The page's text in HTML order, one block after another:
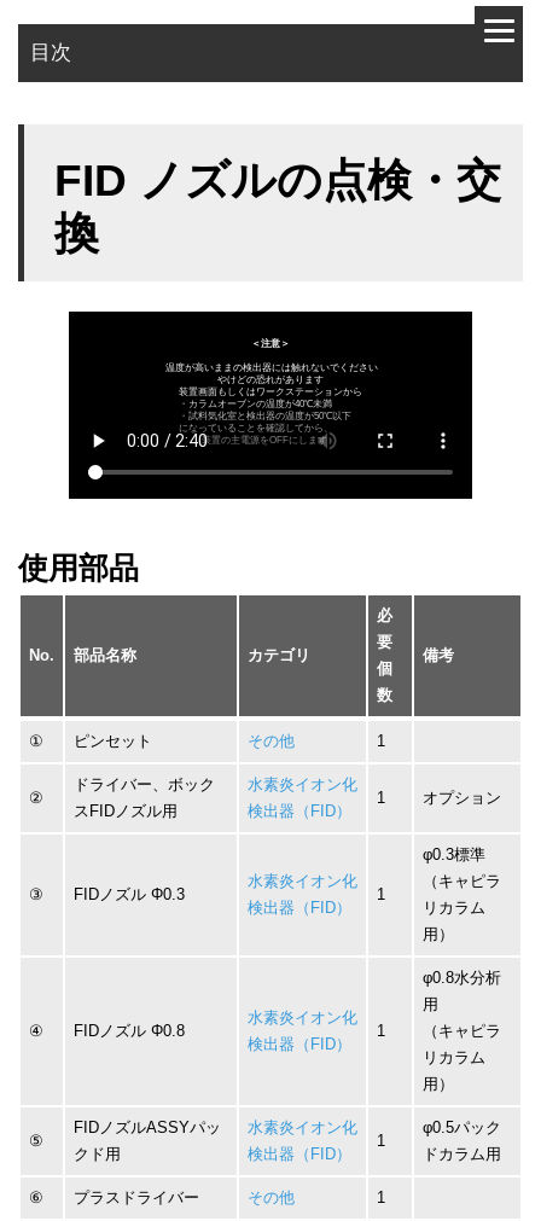
目次
作業手順
FID ノズルの点検・交
換
使用部品
No. 部品名称 カテゴリ
必
要
個
数
備考
① ピンセット その他 1
②
ドライバー、ボック
スFIDノズル用
水素炎イオン化
検出器（FID）
1 オプション
③ FIDノズル Φ0.3
水素炎イオン化
検出器（FID）
1
φ0.3標準
（キャピラ
リカラム
用）
④ FIDノズル Φ0.8
水素炎イオン化
検出器（FID）
1
φ0.8水分析
用
（キャピラ
リカラム
用）
⑤
FIDノズルASSYパッ
クド用
水素炎イオン化
検出器（FID）
1
φ0.5パック
ドカラム用
⑥ プラスドライバー その他 1